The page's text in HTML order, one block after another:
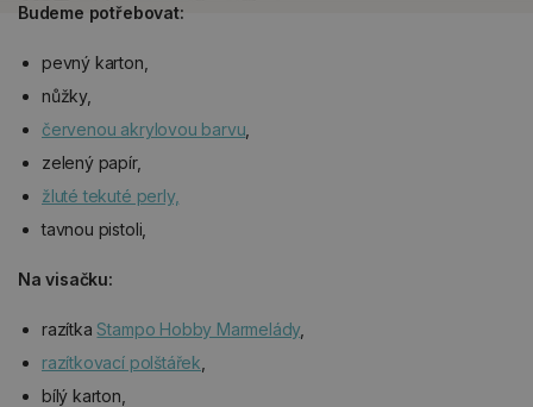
Budeme potřebovat:
pevný karton,
nůžky,
červenou akrylovou barvu
zelený papír,
žluté tekuté perly,
tavnou pistoli,
Na visačku:
razítkaStampo Hobby Marmelády,
razítkovací polštářek
bílý karton,